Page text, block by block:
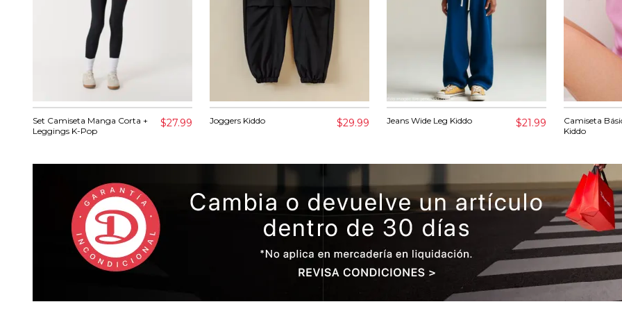
Set Camiseta Manga Corta +
Leggings K-Pop
$27.99 Joggers Kiddo $29.99 Jeans Wide Leg Kiddo $21.99
Camiseta
Kiddo